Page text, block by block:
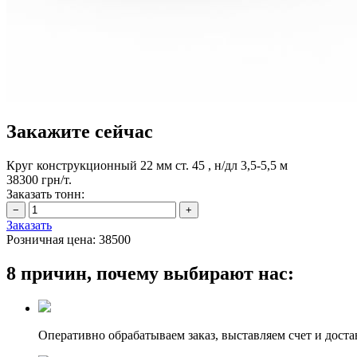
Закажите сейчас
Круг конструкционный 22 мм ст. 45 , н/дл 3,5-5,5 м
38300 грн/т.
Заказать тонн:
Заказать
Розничная цена: 38500
8 причин, почему выбирают нас:
Оперативно обрабатываем заказ, выставляем счет и